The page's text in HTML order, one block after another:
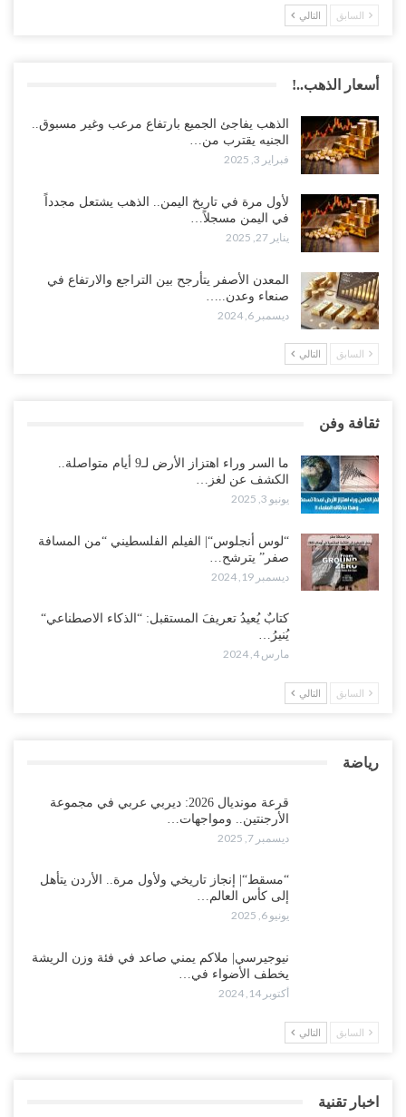
السابق التالي
أسعار الذهب..!
الذهب يفاجئ الجميع بارتفاع مرعب وغير مسبوق..
الجنيه يقترب من…
فبراير 3, 2025
لأول مرة في تاريخ اليمن.. الذهب يشتعل مجدداً
في اليمن مسجلاً…
يناير 27, 2025
المعدن الأصفر يتأرجح بين التراجع والارتفاع في
صنعاء وعدن..…
ديسمبر 6, 2024
السابق التالي
ثقافة وفن
ما السر وراء اهتزاز الأرض لـ9 أيام متواصلة..
الكشف عن لغز…
يونيو 3, 2025
“لوس أنجلوس“| الفيلم الفلسطيني “من المسافة
صفر” يترشح…
ديسمبر 19, 2024
كتابٌ يُعيدُ تعريفَ المستقبل: “الذكاء الاصطناعي“
يُنيرُ…
مارس 4, 2024
السابق التالي
رياضة
قرعة مونديال 2026: ديربي عربي في مجموعة
الأرجنتين.. ومواجهات…
ديسمبر 7, 2025
“مسقط“| إنجاز تاريخي ولأول مرة.. الأردن يتأهل
إلى كأس العالم…
يونيو 6, 2025
نيوجيرسي| ملاكم يمني صاعد في فئة وزن الريشة
يخطف الأضواء في…
أكتوبر 14, 2024
السابق التالي
اخبار تقنية